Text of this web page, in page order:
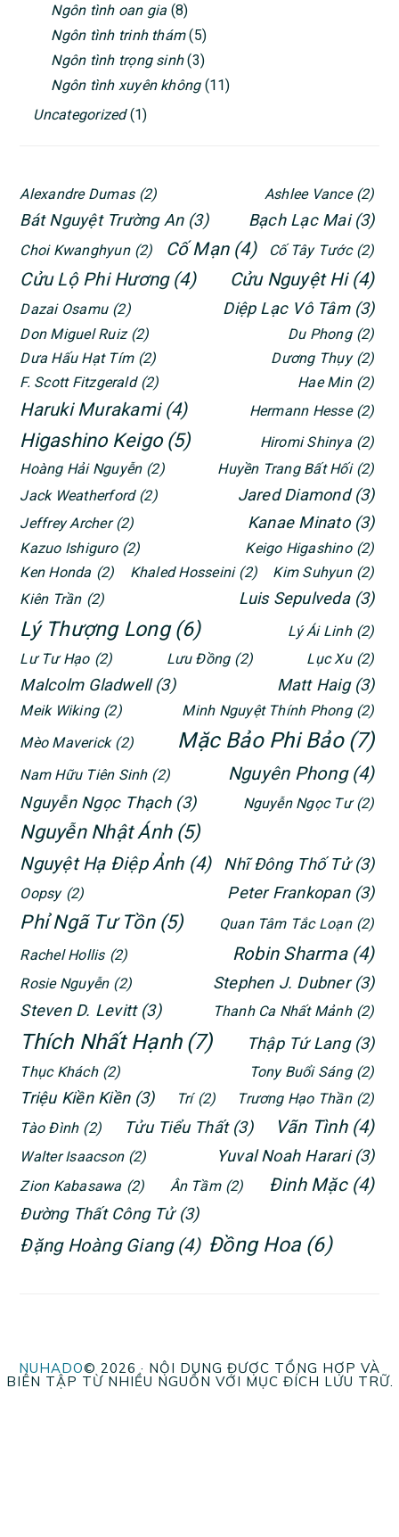
Ngôn tình oan gia (8)
Ngôn tình trinh thám(5)
Ngôn tình trọng sinh(3)
Ngôn tình xuyên không(11)
Uncategorized(1)
Alexandre Dumas (2) Ashlee Vance (2)
Bát Nguyệt Trường An (3) Bạch Lạc Mai (3)
Choi Kwanghyun (2) Cố Mạn (4) Cố Tây Tước (2)
Cửu Lộ Phi Hương (4) Cửu Nguyệt Hi (4)
Dazai Osamu (2) Diệp Lạc Vô Tâm (3)
Don Miguel Ruiz (2) Du Phong (2)
Dưa Hấu Hạt Tím (2) Dương Thụy (2)
F. Scott Fitzgerald (2) Hae Min (2)
Haruki Murakami (4) Hermann Hesse (2)
Higashino Keigo (5) Hiromi Shinya (2)
Hoàng Hải Nguyễn (2) Huyền Trang Bất Hối (2)
Jack Weatherford (2) Jared Diamond (3)
Jeffrey Archer (2) Kanae Minato (3)
Kazuo Ishiguro (2) Keigo Higashino (2)
Ken Honda (2) Khaled Hosseini (2) Kim Suhyun (2)
Kiên Trần (2) Luis Sepulveda (3)
Lý Thượng Long (6) Lý Ái Linh (2)
Lư Tư Hạo (2) Lưu Đồng (2) Lục Xu (2)
Malcolm Gladwell (3) Matt Haig (3)
Meik Wiking (2) Minh Nguyệt Thính Phong (2)
Mèo Maverick (2) Mặc Bảo Phi Bảo (7)
Nam Hữu Tiên Sinh (2) Nguyên Phong (4)
Nguyễn Ngọc Thạch (3) Nguyễn Ngọc Tư (2)
Nguyễn Nhật Ánh (5)
Nguyệt Hạ Điệp Ảnh (4) Nhĩ Đông Thố Tử (3)
Oopsy (2) Peter Frankopan (3)
Phỉ Ngã Tư Tồn (5) Quan Tâm Tắc Loạn (2)
Rachel Hollis (2) Robin Sharma (4)
Rosie Nguyễn (2) Stephen J. Dubner (3)
Steven D. Levitt (3) Thanh Ca Nhất Mảnh (2)
Thích Nhất Hạnh (7) Thập Tứ Lang (3)
Thục Khách (2) Tony Buổi Sáng (2)
Triệu Kiền Kiền (3) Trí (2) Trương Hạo Thần (2)
Tào Đình (2) Tửu Tiểu Thất (3) Vãn Tình (4)
Walter Isaacson (2) Yuval Noah Harari (3)
Zion Kabasawa (2) Ân Tầm (2) Đinh Mặc (4)
Đường Thất Công Tử (3)
Đặng Hoàng Giang (4) Đồng Hoa (6)
NUHADO© 2026 · NỘI DUNG ĐƯỢC TỔNG HỢP VÀ
BIÊN TẬP TỪ NHIỀU NGUỒN VỚI MỤC ĐÍCH LƯU TRỮ.